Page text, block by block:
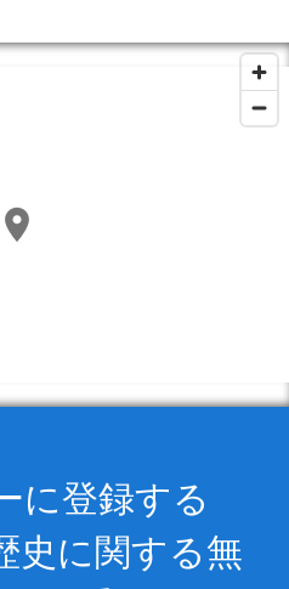
に登録する
史に関する無